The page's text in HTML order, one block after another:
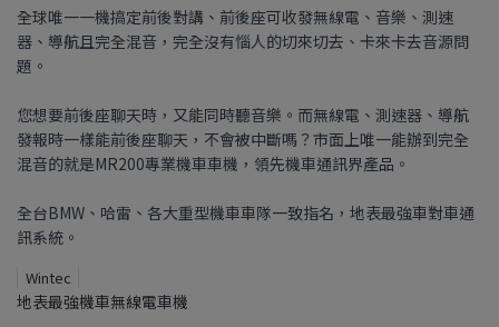
全球唯一一機搞定前後對講、前後座可收發無線電、音樂、測速
器、導航且完全混音，完全沒有惱人的切來切去、卡來卡去音源問
題。
您想要前後座聊天時，又能同時聽音樂。而無線電、測速器、導航
發報時一樣能前後座聊天，不會被中斷嗎？市面上唯一能辦到完全
混音的就是MR200專業機車車機，領先機車通訊界產品。
全台BMW、哈雷、各大重型機車車隊一致指名，地表最強車對車通
訊系統。
Wintec
地表最強機車無線電車機